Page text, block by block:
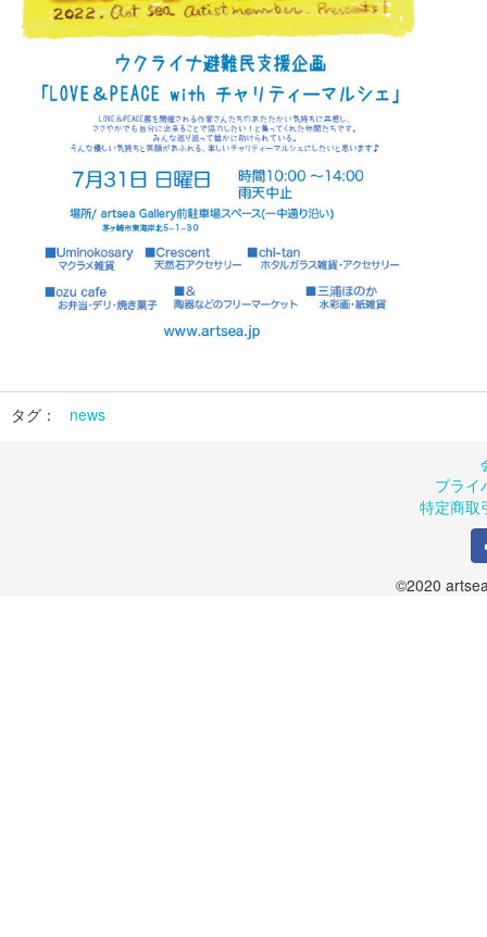
タグ： news
プライ
特定商取
©2020